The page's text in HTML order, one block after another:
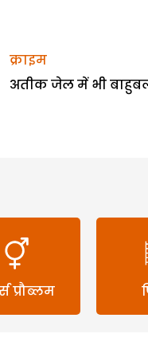
क्राइम
अतीक जेल में भी
प्रौब्लम